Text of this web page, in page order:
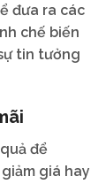
đưa ra các
chế biến
tin tưởng
để
giá hay